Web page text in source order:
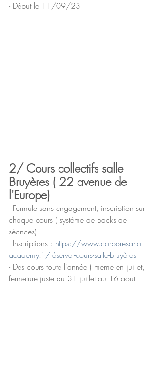
- Début le 11/09/23
2/ Cours collectifs salle
Bruyères ( 22 avenue de
l'Europe)
- Formule sans engagement, inscription sur
chaque cours ( système de packs de
séances)
- Inscriptions : https://www.corporesano-
academy.fr/réserver-cours-salle-bruyères
- Des cours toute l'année ( meme en juillet,
fermeture juste du 31 juillet au 16 aout)